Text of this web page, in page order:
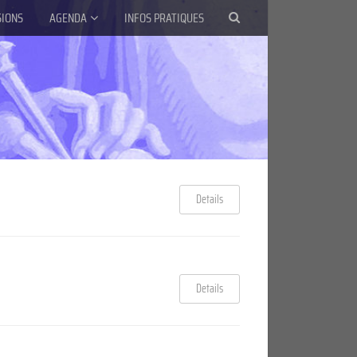
AGENDA INFOS PRATIQUES
Details
Details